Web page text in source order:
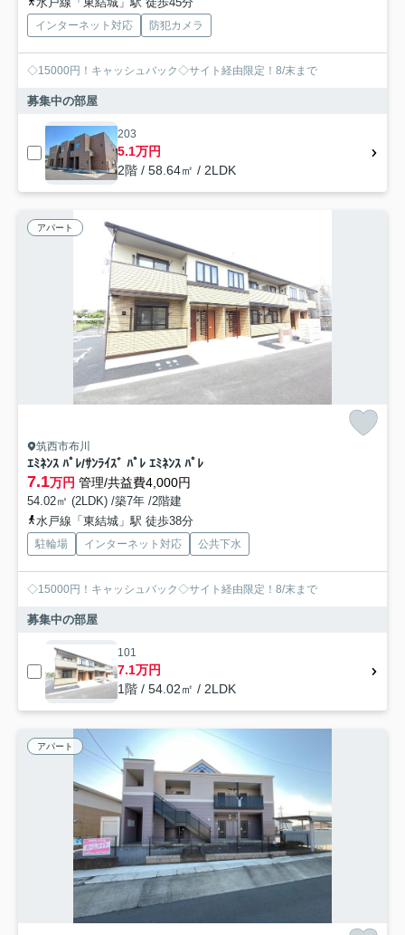
インターネット対応 防犯カメラ
◇15000円！キャッシュバック◇サイト経由限定！8/末まで
募集中の部屋
203
5.1万円
2階 / 58.64㎡ / 2LDK
アパート
筑西市布川
ｴﾐﾈﾝｽ ﾊﾟﾚ/ｻﾝﾗｲｽﾞ ﾊﾟﾚ ｴﾐﾈﾝｽ ﾊﾟﾚ
7.1万円 管理/共益費4,000円
54.02㎡ (2LDK) /築7年 /2階建
水戸線「東結城」駅 徒歩38分
駐輪場 インターネット対応 公共下水
◇15000円！キャッシュバック◇サイト経由限定！8/末まで
募集中の部屋
101
7.1万円
1階 / 54.02㎡ / 2LDK
アパート